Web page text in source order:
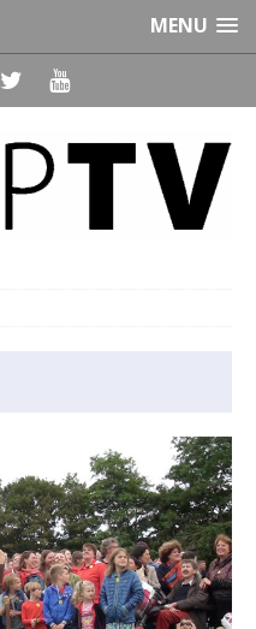
MENU